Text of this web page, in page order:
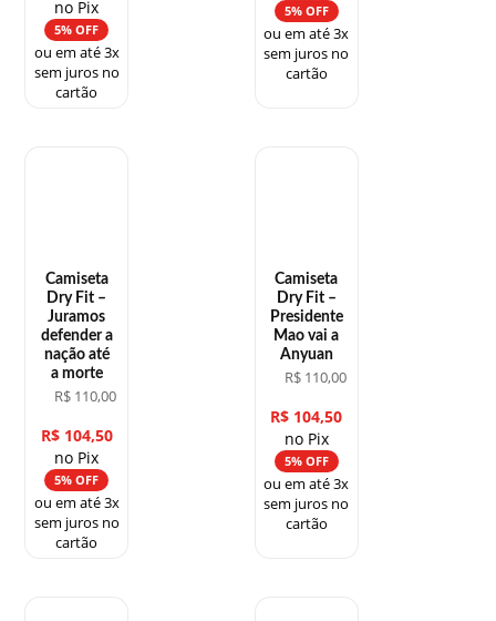
no Pix
5% OFF
ou em até 3x
sem juros no
cartão
5% OFF
ou em até 3x
sem juros no
cartão
Camiseta
Dry Fit –
Juramos
defender a
nação até
a morte
R$ 110,00
R$104,50
no Pix
5% OFF
ou em até 3x
sem juros no
cartão
Camiseta
Dry Fit –
Presidente
Mao vai a
Anyuan
R$110,00
R$ 104,50
no Pix
5% OFF
ou em até 3x
sem juros no
cartão